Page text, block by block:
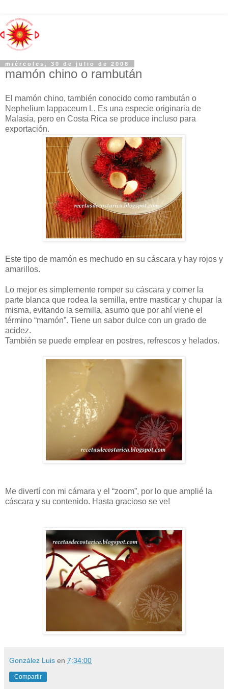
miércoles, 30 de julio de 2008
mamón chino o rambután
El mamón chino, también conocido como rambután o
Nephelium lappaceum L. Es una especie originaria de
Malasia, pero en Costa Rica se produce incluso para
exportación.
Este tipo de mamón es mechudo en su cáscara y hay rojos y
amarillos.
Lo mejor es simplemente romper su cáscara y comer la
parte blanca que rodea la semilla, entre masticar y chupar la
misma, evitando la semilla, asumo que por ahí viene el
término “mamón”. Tiene un sabor dulce con un grado de
acidez.
También se puede emplear en postres, refrescos y helados.
Me divertí con mi cámara y el “zoom”, por lo que amplié la
cáscara y su contenido. Hasta gracioso se ve!
González Luis en 7:34:00
Compartir